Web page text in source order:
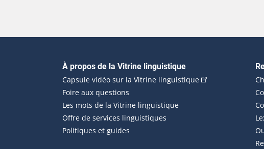
Navigation principale
À propos de la Vitrine linguistique
Capsule vidéo sur la Vitrine linguistique(Cet hyperlien
Foire aux questions
Les mots de la Vitrine linguistique
Offre de services linguistiques
Politiques et guides